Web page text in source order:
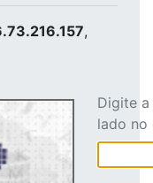
,
Digite
lado no